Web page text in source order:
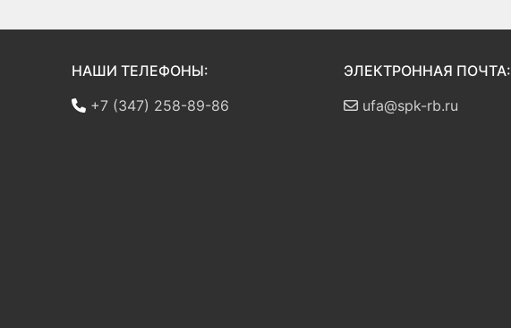
НАШИ ТЕЛЕФОНЫ:
+7 (347) 258-89-86
ЭЛЕКТРОННАЯ ПОЧТА:
ufa@spk-rb.ru